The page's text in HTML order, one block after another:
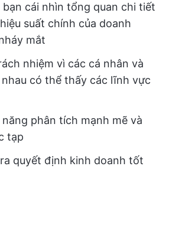
bạn cái nhìn tổng quan chi tiết
suất chính của doanh
mắt
nhiệm vì các cá nhân và
có thể thấy các lĩnh vực
phân tích mạnh mẽ và
tạp
quyết định kinh doanh tốt